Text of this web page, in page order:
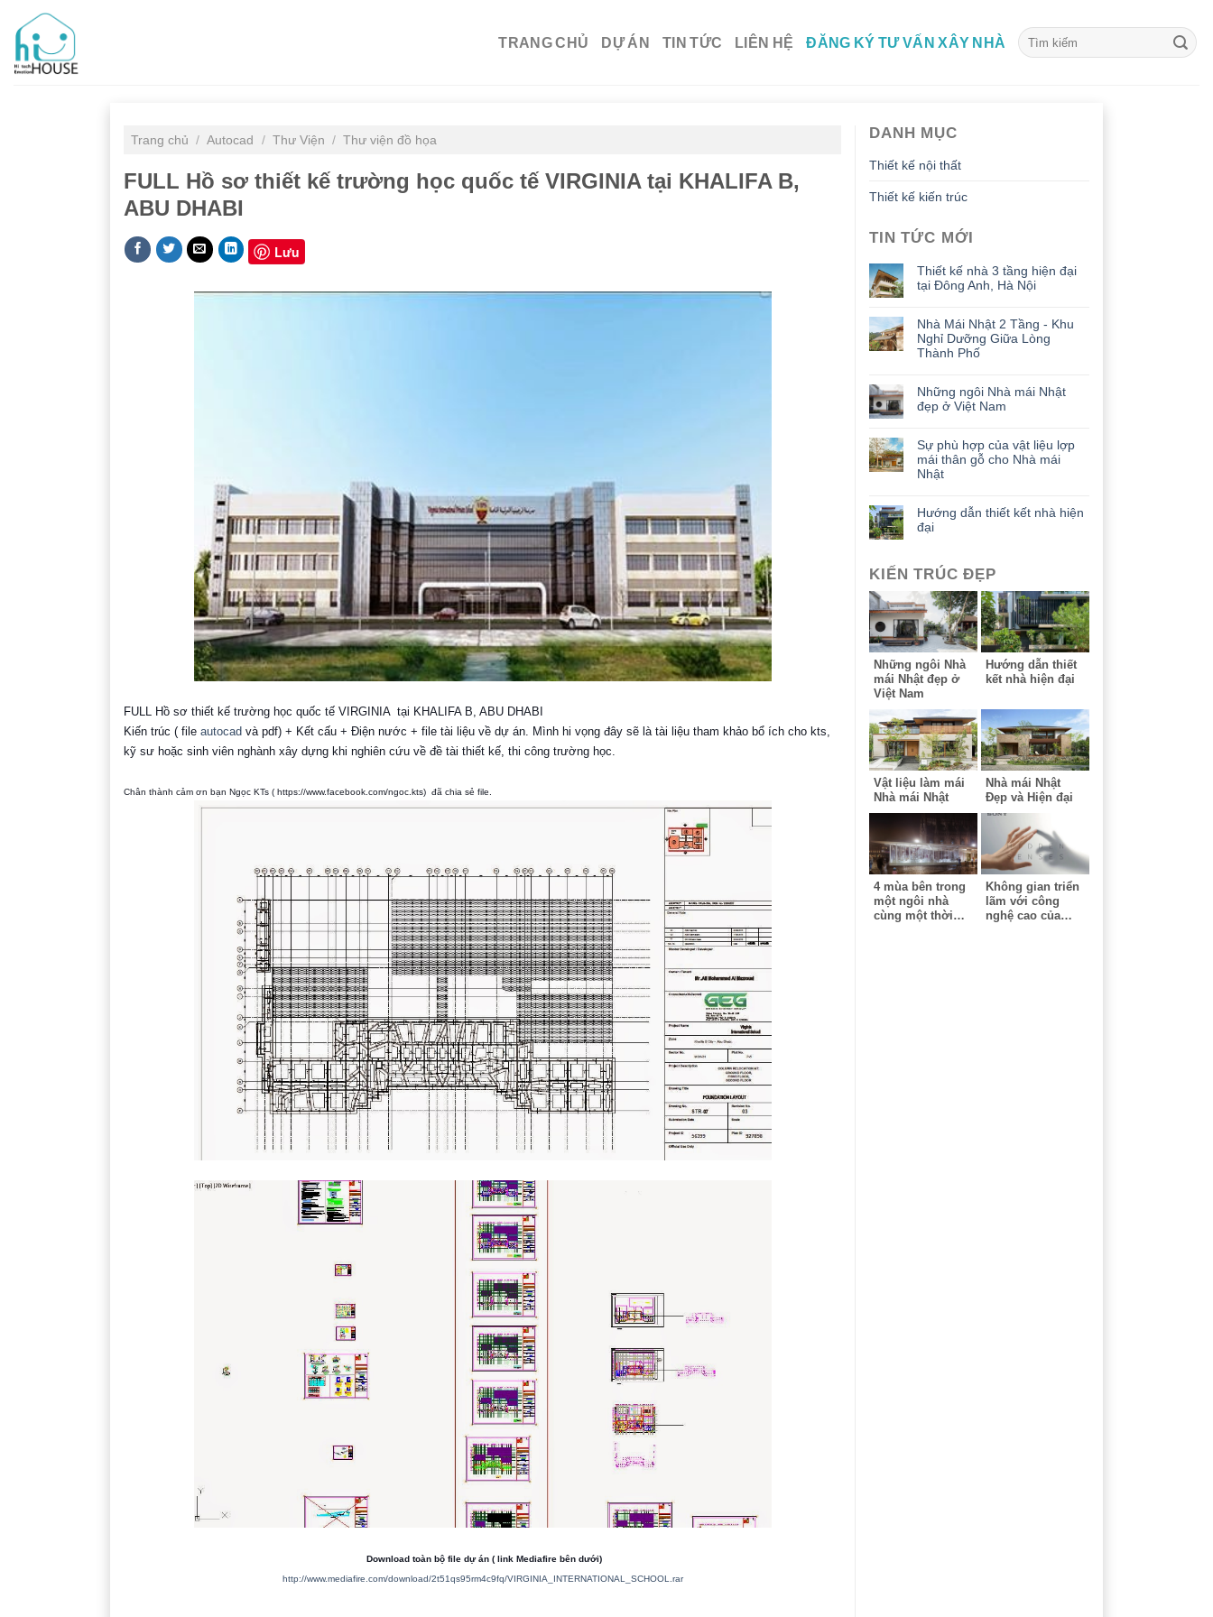
content
TRANG CHỦ DỰ ÁN TIN TỨC LIÊN HỆ ĐĂNG KÝ TƯ VẤN XÂY NHÀ
Trang chủ / Autocad / Thư Viện / Thư viện đồ họa
FULL Hồ sơ thiết kế trường học quốc tế VIRGINIA tại KHALIFA B,
ABU DHABI
Lưu
FULL Hồ sơ thiết kế trường học quốc tế VIRGINIA tại KHALIFA B, ABU DHABI
Kiến trúc ( file autocad và pdf) + Kết cấu + Điện nước + file tài liệu về dự án. Mình hi vọng đây sẽ là tài liệu tham khảo bổ ích cho kts,
kỹ sư hoặc sinh viên nghành xây dựng khi nghiên cứu về đề tài thiết kế, thi công trường học.
Chân thành cảm ơn bạn Ngọc KTs ( https://www.facebook.com/ngoc.kts) đã chia sẻ file.
Download toàn bộ file dự án ( link Mediafire bên dưới)
http://www.mediafire.com/download/2t51qs95rm4c9fq/VIRGINIA_INTERNATIONAL_SCHOOL.rar
DANH MỤC
Thiết kế nội thất
Thiết kế kiến trúc
TIN TỨC MỚI
Thiết kế nhà 3 tầng hiện đại
tại Đông Anh, Hà Nội
Nhà Mái Nhật 2 Tầng - Khu
Nghỉ Dưỡng Giữa Lòng
Thành Phố
Những ngôi Nhà mái Nhật
đẹp ở Việt Nam
Sự phù hợp của vật liệu lợp
mái thân gỗ cho Nhà mái
Nhật
Hướng dẫn thiết kết nhà hiện
đại
KIẾN TRÚC ĐẸP
Những ngôi Nhà
mái Nhật đẹp ở
Việt Nam
Hướng dẫn thiết
kết nhà hiện đại
Vật liệu làm mái
Nhà mái Nhật
Nhà mái Nhật
Đẹp và Hiện đại
4 mùa bên trong
một ngôi nhà
cùng một thời
Không gian triển
lãm với công
nghệ cao của